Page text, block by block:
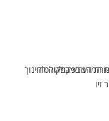
המדע בפקולטה לחינוך